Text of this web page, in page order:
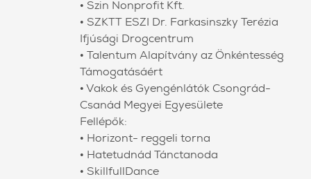
• Szin Nonprofit Kft.
• SZKTT ESZI Dr. Farkasinszky Terézia
Ifjúsági Drogcentrum
• Talentum Alapítvány az Önkéntesség
Támogatásáért
• Vakok és Gyengénlátók Csongrád-
Csanád Megyei Egyesülete
Fellépők:
• Horizont- reggeli torna
• Hatetudnád Tánctanoda
• SkillfullDance